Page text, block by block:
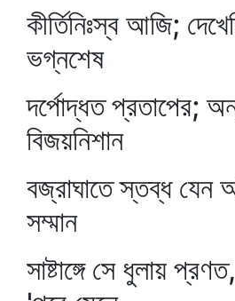
কীর্তিনিঃস্ব আজি;
ভগ্নশেষ
দর্পোদ্ধত প্রতাপের;
বিজয়নিশান
বজ্রাঘাতে স্তব্ধ যেন
সম্মান
সাষ্টাঙ্গে সে ধুলায়